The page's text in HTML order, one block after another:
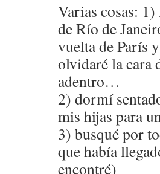
Varias cosas:
de Rí­o de
vuelta de Parí­s
olvidaré la cara
adentro…
2) dormí
mis hijas para
3) busqué por
que había
encontré)